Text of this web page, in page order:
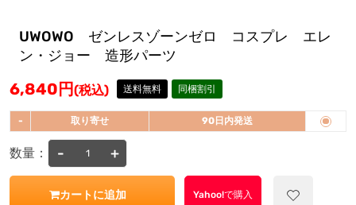
UWOWO ゼンレスゾーンゼロ コスプレ エレ
ン・ジョー 造形パーツ
6,840 円(税込) 送料無料 同梱割引
- 取り寄せ 90日内発送
数量： - +
カートに追加 Yahoo!で購入